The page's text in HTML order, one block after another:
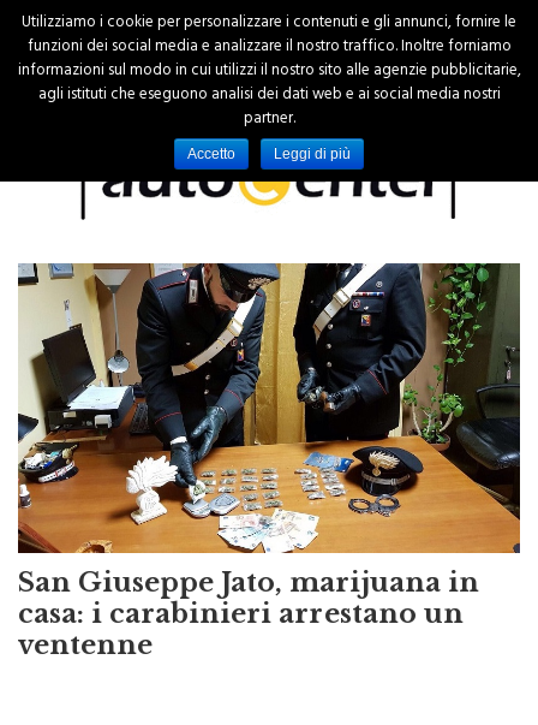
San Giuseppe Jato, marijuana in
casa: i carabinieri arrestano un
Utilizziamo i cookie per personalizzare i contenuti e gli annunci, fornire le
funzioni dei social media e analizzare il nostro traffico. Inoltre forniamo
informazioni sul modo in cui utilizzi il nostro sito alle agenzie pubblicitarie,
agli istituti che eseguono analisi dei dati web e ai social media nostri
partner.
Accetto Leggi di più